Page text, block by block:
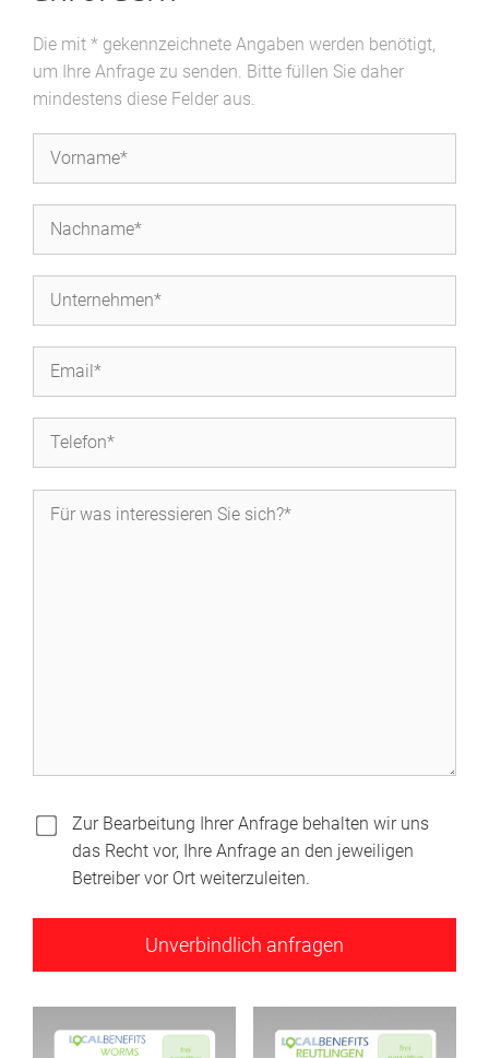
Die mit * gekennzeichnete Angaben werden benötigt,
um Ihre Anfrage zu senden. Bitte füllen Sie daher
mindestens diese Felder aus.
Zur Bearbeitung Ihrer Anfrage behalten wir uns
das Recht vor, Ihre Anfrage an den jeweiligen
Betreiber vor Ort weiterzuleiten.